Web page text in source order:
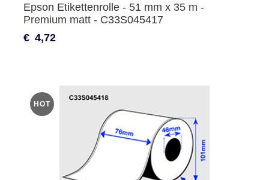
Epson Etikettenrolle - 51 mm x 35 m -
Premium matt - C33S045417
€ 4,72
HOT